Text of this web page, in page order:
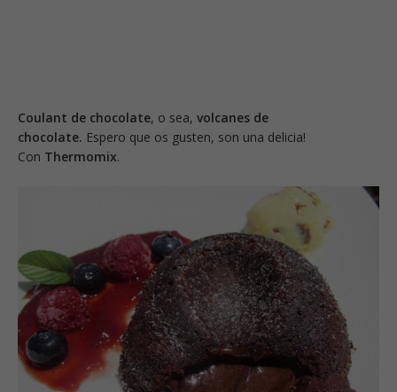
Coulant de chocolate, o sea, volcanes de
chocolate. Espero que os gusten, son una delicia!
Con Thermomix.